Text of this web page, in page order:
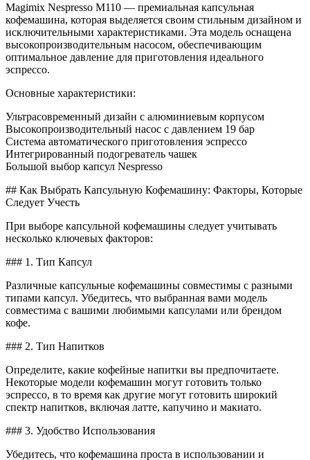
Magimix Nespresso M110 — премиальная капсульная
кофемашина, которая выделяется своим стильным дизайном и
исключительными характеристиками. Эта модель оснащена
высокопроизводительным насосом, обеспечивающим
оптимальное давление для приготовления идеального
эспрессо.
Основные характеристики:
Ультрасовременный дизайн с алюминиевым корпусом
Высокопроизводительный насос с давлением 19 бар
Система автоматического приготовления эспрессо
Интегрированный подогреватель чашек
Большой выбор капсул Nespresso
## Как Выбрать Капсульную Кофемашину: Факторы, Которые
Следует Учесть
При выборе капсульной кофемашины следует учитывать
несколько ключевых факторов:
### 1. Тип Капсул
Различные капсульные кофемашины совместимы с разными
типами капсул. Убедитесь, что выбранная вами модель
совместима с вашими любимыми капсулами или брендом
кофе.
### 2. Тип Напитков
Определите, какие кофейные напитки вы предпочитаете.
Некоторые модели кофемашин могут готовить только
эспрессо, в то время как другие могут готовить широкий
спектр напитков, включая латте, капучино и макиато.
### 3. Удобство Использования
Убедитесь, что кофемашина проста в использовании и